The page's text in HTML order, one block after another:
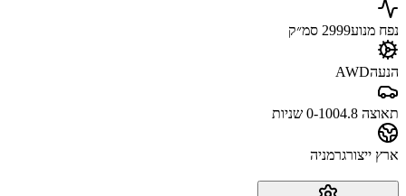
נפח מנוע2999 סמ״ק
הנעהAWD
תאוצה 0-100 4.8 שניות
ארץ ייצורגרמניה